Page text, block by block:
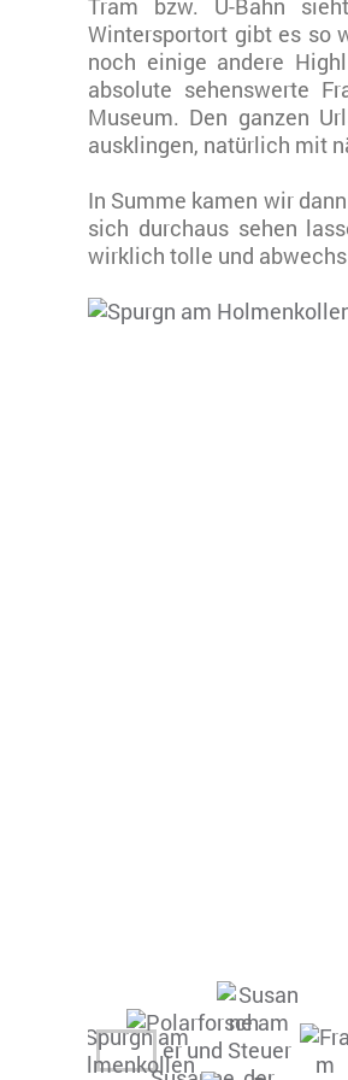
Tram bzw. U-Bahn
Wintersportort gibt es so
noch einige andere
absolute sehenswerte
Museum. Den ganzen
ausklingen, natürlich mit
In Summe kamen wir
sich durchaus sehen
wirklich tolle und